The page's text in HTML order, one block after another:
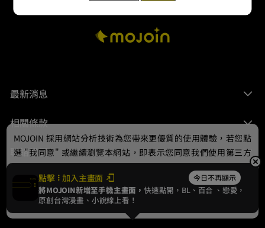
最新消息
相關條款
聯絡我們
© 2024 gamania Digital Entertainment Co., Ltd.
點擊 加入主畫面 今日不再顯示
將MOJOIN新增至手機主畫面，快速點開，BL、 百合 、戀愛，
原創台灣漫畫、小說線上看！
MOJOIN 採用網站分析技術為您帶來更優質的使用體驗，若您點
選 "我同意" 或繼續瀏覽本網站，即表示您同意我們使用第三方
Cookie，欲瞭解更多資訊請見隱私權政策。
我同意